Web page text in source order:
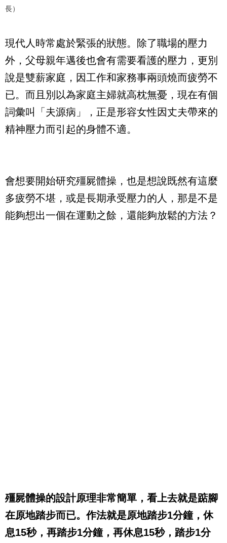
長）
現代人時常處於緊張的狀態。除了職場的壓力
外，父母親年邁後也會有需要看護的壓力，更別
說是雙薪家庭，因工作和家務事兩頭燒而疲勞不
已。而且別以為家庭主婦就高枕無憂，現在有個
詞彙叫「夫源病」，正是形容女性因丈夫帶來的
精神壓力而引起的身體不適。
會想要開始研究殭屍體操，也是想說既然有這麼
多疲勞不堪，或是長期承受壓力的人，那是不是
能夠想出一個在運動之餘，還能夠放鬆的方法？
殭屍體操的設計原理非常簡單，看上去就是踮腳
在原地踏步而已。作法就是原地踏步1分鐘，休
息15秒，再踏步1分鐘，再休息15秒，踏步1分